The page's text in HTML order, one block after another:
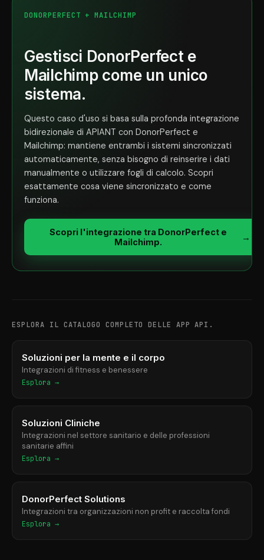
DONORPERFECT + MAILCHIMP
Gestisci DonorPerfect e
Mailchimp come un unico
sistema.
Questo caso d'uso si basa sulla profonda integrazione
bidirezionale di APIANT con DonorPerfect e
Mailchimp: mantiene entrambi i sistemi sincronizzati
automaticamente, senza bisogno di reinserire i dati
manualmente o utilizzare fogli di calcolo. Scopri
esattamente cosa viene sincronizzato e come
funziona.
Scopri l'integrazione tra DonorPerfect e
Mailchimp.
→
ESPLORA IL CATALOGO COMPLETO DELLE APP API.
Soluzioni per la mente e il corpo
Integrazioni di fitness e benessere
Esplora →
Soluzioni Cliniche
Integrazioni nel settore sanitario e delle professioni
sanitarie affini
Esplora →
DonorPerfect Solutions
Integrazioni tra organizzazioni non profit e raccolta fondi
Esplora →